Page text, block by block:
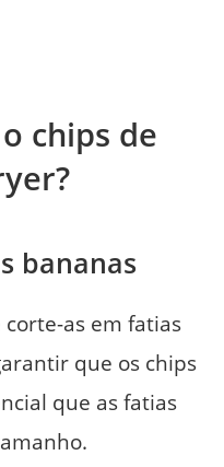
chips de
bananas
corte-as em fatias
que os chips
que as fatias